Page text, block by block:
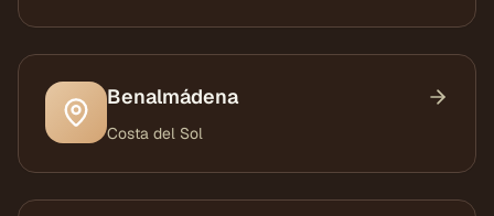
Benalmádena
Costa del Sol